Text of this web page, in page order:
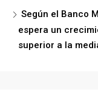
Según el Banco
espera un
superior a la